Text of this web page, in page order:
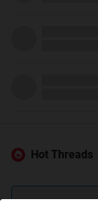
Hot Threads